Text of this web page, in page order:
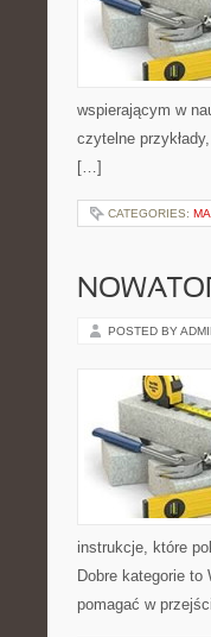
wspierającym w
czytelne
[…]
CATEGORIES:
POSTED BY
instrukcje, które
Dobre kategorie
pomagać w